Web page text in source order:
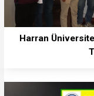
Harran